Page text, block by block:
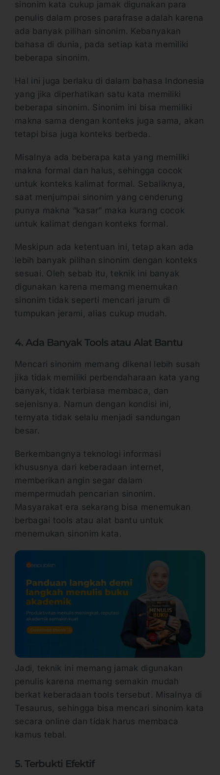
sinonim kata cukup jamak digunakan para
penulis dalam proses parafrase adalah karena
ada banyak pilihan sinonim. Kebanyakan
bahasa di dunia, pada setiap kata memiliki
beberapa sinonim.
Hal ini juga berlaku di dalam bahasa Indonesia
yang jika diperhatikan satu kata memiliki
beberapa sinonim. Sinonim ini bisa memiliki
makna sama dengan konteks juga sama, akan
tetapi bisa juga konteks berbeda.
Misalnya ada beberapa kata yang memiliki
makna formal dan halus, sehingga cocok
untuk konteks kalimat formal. Sebaliknya,
saat menjumpai sinonim yang cenderung
punya makna “kasar” maka kurang cocok
untuk kalimat dengan konteks formal.
Meskipun ada ketentuan ini, tetap akan ada
lebih banyak pilihan sinonim dengan konteks
sesuai. Oleh sebab itu, teknik ini banyak
digunakan karena memang menemukan
sinonim tidak seperti mencari jarum di
tumpukan jerami, alias cukup mudah.
4. Ada Banyak Tools atau Alat Bantu
Mencari sinonim memang dikenal lebih susah
jika tidak memiliki perbendaharaan kata yang
banyak, tidak terbiasa membaca, dan
sejenisnya. Namun dengan kondisi ini,
ternyata tidak selalu menjadi sandungan
besar.
Berkembangnya teknologi informasi
khususnya dari keberadaan internet,
memberikan angin segar dalam
mempermudah pencarian sinonim.
Masyarakat era sekarang bisa menemukan
berbagai tools atau alat bantu untuk
menemukan sinonim kata.
Jadi, teknik ini memang jamak digunakan
penulis karena memang semakin mudah
berkat keberadaan tools tersebut. Misalnya di
Tesaurus, sehingga bisa mencari sinonim kata
secara online dan tidak harus membaca
kamus tebal.
5. Terbukti Efektif